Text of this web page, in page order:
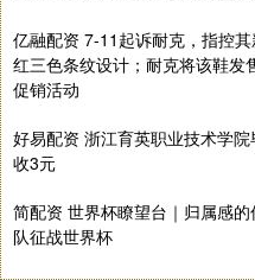
亿融配资 7-11起诉耐克，指控
红三色条纹设计；耐克将该鞋
促销活动
好易配资 浙江育英职业技术学
收3元
简配资 世界杯瞭望台｜归属感
队征战世界杯